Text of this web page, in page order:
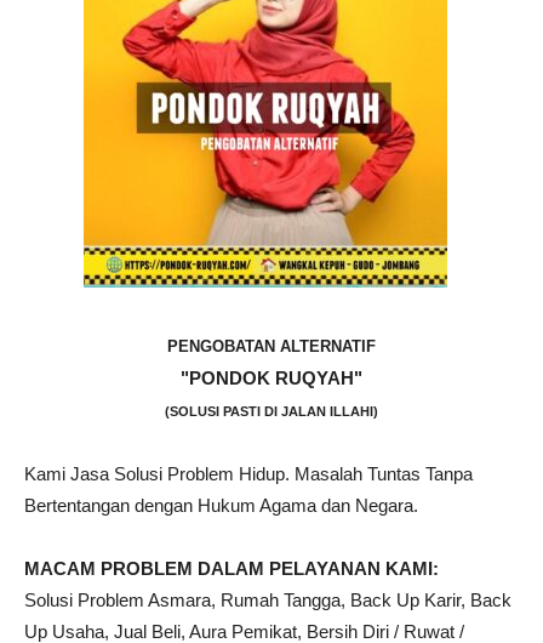
PENGOBATAN ALTERNATIF
"PONDOK RUQYAH"
(SOLUSI PASTI DI JALAN ILLAHI)
Kami Jasa Solusi Problem Hidup. Masalah Tuntas Tanpa
Bertentangan dengan Hukum Agama dan Negara.
MACAM PROBLEM DALAM PELAYANAN KAMI:
Solusi Problem Asmara, Rumah Tangga, Back Up Karir, Back
Up Usaha, Jual Beli, Aura Pemikat, Bersih Diri / Ruwat /